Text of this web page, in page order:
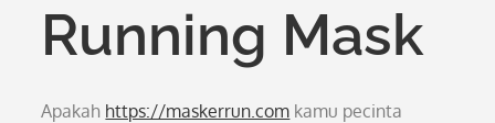
Running Mask
Apakah https://maskerrun.com kamu pecinta